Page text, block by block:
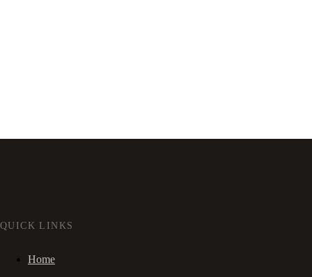
QUICK LINKS
Home